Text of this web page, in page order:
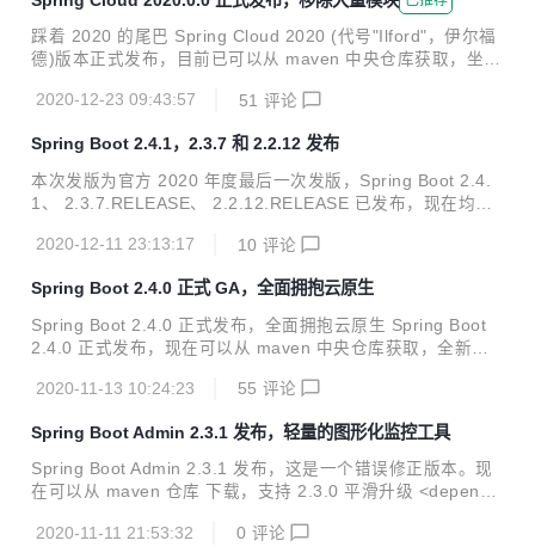
ent> :star: New Features 新增 PropertySource 资源检索 A
P...
踩着 2020 的尾巴 Spring Cloud 2020 (代号"Ilford"，伊尔福
德)版本正式发布，目前已可以从 maven 中央仓库获取，坐标
<dependency> <groupId>org.springframewo
dencies</artifactId> <version>2020.0.0</versio...
2020-12-23 09:43:57 51 评论
Spring Boot 2.4.1，2.3.7 和 2.2.12 发布
本次发版为官方 2020 年度最后一次发版，Spring Boot 2.4.
1、 2.3.7.RELEASE、 2.2.12.RELEASE 已发布，现在均可
springframework.boot</groupId> <artifactId>spring-boo
on> </parent> 重点关注 2.4.1 版本，作为 2.4.x 第一个错
误修正版本，此版本包括 59...
2020-12-11 23:13:17 10 评论
Spring Boot 2.4.0 正式 GA，全面拥抱云原生
Spring Boot 2.4.0 正式发布，全面拥抱云原生 Spring Boot
2.4.0 正式发布，现在可以从 maven 中央仓库获取，全新的
pendency> <groupId>org.springframework.boot</group
<version>2.4.0</version> <type>pom</type> <sco
pe>import</scope> ...
2020-11-13 10:24:23 55 评论
Spring Boot Admin 2.3.1 发布，轻量的图形化监控工具
Spring Boot Admin 2.3.1 发布，这是一个错误修正版本。现
在可以从 maven 仓库 下载，支持 2.3.0 平滑升级 <depende
>spring-boot-admin-starter-client</artifactId> <version>
2020-11-11 21:53:32 0 评论